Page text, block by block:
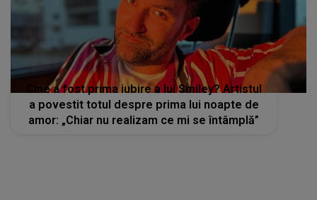
Cine a fost prima iubire a lui Smiley? Artistul
a povestit totul despre prima lui noapte de
amor: „Chiar nu realizam ce mi se întâmplă”